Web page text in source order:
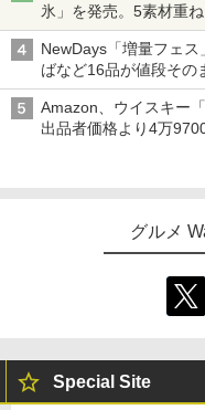
氷」を発売。5素材重
NewDays「増量フェ
ばなど16品が値段その
Amazon、ウイスキー
出品者価格より4万
グルメ
Special Site